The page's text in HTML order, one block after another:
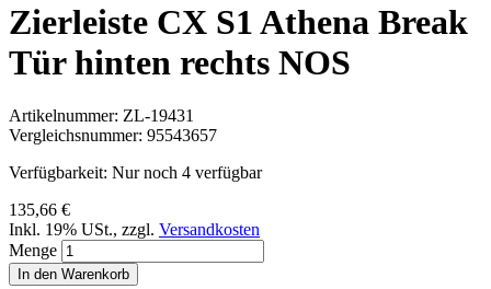
Zierleiste CX S1 Athena Break
Tür hinten rechts NOS
Artikelnummer: ZL-19431
Vergleichsnummer: 95543657
Verfügbarkeit: Nur noch 4 verfügbar
135,66 €
Inkl. 19% USt., zzgl. Versandkosten
Menge
In den Warenkorb